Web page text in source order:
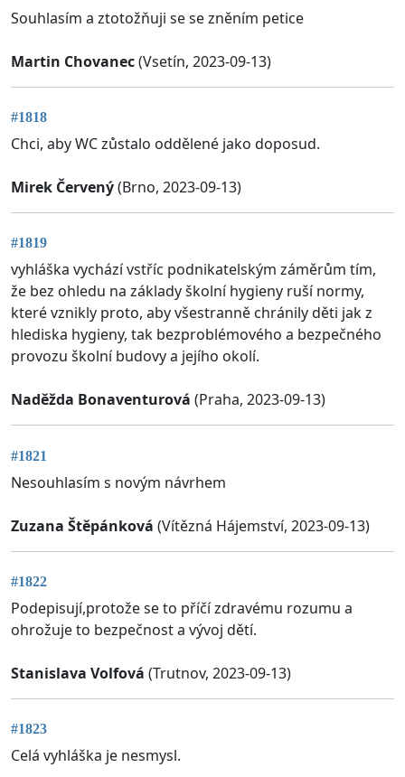
Souhlasím a ztotožňuji se se zněním petice
Martin Chovanec(Vsetín, 2023-09-13)
#1818
Chci, aby WC zůstalo oddělené jako doposud.
Mirek Červený(Brno, 2023-09-13)
#1819
vyhláška vychází vstříc podnikatelským záměrům tím,
že bez ohledu na základy školní hygieny ruší normy,
které vznikly proto, aby všestranně chránily děti jak z
hlediska hygieny, tak bezproblémového a bezpečného
provozu školní budovy a jejího okolí.
Naděžda Bonaventurová (Praha, 2023-09-13)
#1821
Nesouhlasím s novým návrhem
Zuzana Štěpánková (Vítězná Hájemství, 2023-09-13)
#1822
Podepisují,protože se to příčí zdravému rozumu a
ohrožuje to bezpečnost a vývoj dětí.
Stanislava Volfová (Trutnov, 2023-09-13)
#1823
Celá vyhláška je nesmysl.